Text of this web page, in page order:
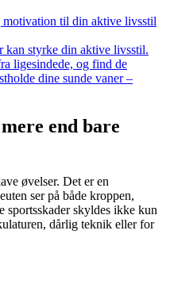
til din aktive livsstil
kan styrke din aktive livsstil.
ligesindede, og find de
dine sunde vaner –
end bare
øvelser. Det er en
ser på både kroppen,
sportsskader skyldes ikke kun
dårlig teknik eller for